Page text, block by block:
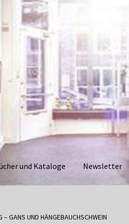
und Kataloge Newsletter
– GANS UND HÄNGEBAUCHSCHWEIN